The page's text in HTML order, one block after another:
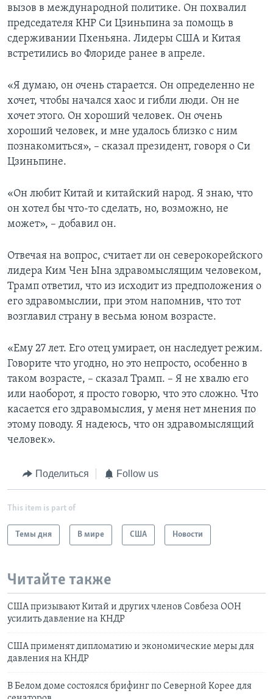
вызов в международной политике. Он похвалил
председателя КНР Си Цзиньпина за помощь в
сдерживании Пхеньяна. Лидеры США и Китая
встретились во Флориде ранее в апреле.
«Я думаю, он очень старается. Он определенно не
хочет, чтобы начался хаос и гибли люди. Он не
хочет этого. Он хороший человек. Он очень
хороший человек, и мне удалось близко с ним
познакомиться», – сказал президент, говоря о Си
Цзиньпине.
«Он любит Китай и китайский народ. Я знаю, что
он хотел бы что-то сделать, но, возможно, не
может», – добавил он.
Отвечая на вопрос, считает ли он северокорейского
лидера Ким Чен Ына здравомыслящим человеком,
Трамп ответил, что из исходит из предположения о
его здравомыслии, при этом напомнив, что тот
возглавил страну в весьма юном возрасте.
«Ему 27 лет. Его отец умирает, он наследует режим.
Говорите что угодно, но это непросто, особенно в
таком возрасте, – сказал Трамп. – Я не хвалю его
или наоборот, я просто говорю, что это сложно. Что
касается его здравомыслия, у меня нет мнения по
этому поводу. Я надеюсь, что он здравомыслящий
человек».
Поделиться Follow us
This item is part of
Темы дня В мире США Новости
Читайте также
США призывают Китай и других членов Совбеза ООН
усилить давление на КНДР
США применят дипломатию и экономические меры для
давления на КНДР
В Белом доме состоялся брифинг по Северной Корее для